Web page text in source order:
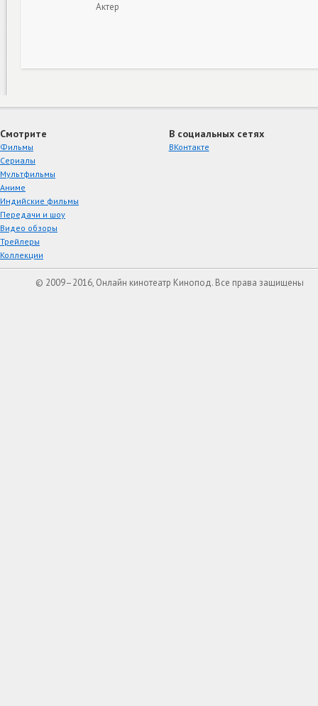
Актер
Смотрите
Фильмы
Сериалы
Мультфильмы
Аниме
Индийские фильмы
Передачи и шоу
Видео обзоры
Трейлеры
Коллекции
В социальных сетях
ВКонтакте
© 2009–2016, Онлайн кинотеатр Кинопод. Все права защищены